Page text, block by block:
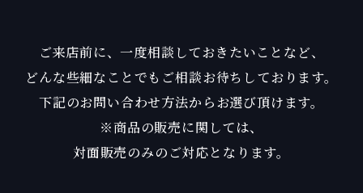
ご来店前に、一度相談しておきたいことなど、
どんな些細なことでもご相談お待ちしております。
下記のお問い合わせ方法からお選び頂けます。
※商品の販売に関しては、
対面販売のみのご対応となります。